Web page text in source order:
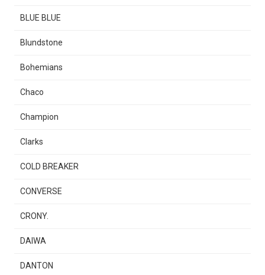
BLUE BLUE
Blundstone
Bohemians
Chaco
Champion
Clarks
COLD BREAKER
CONVERSE
CRONY.
DAIWA
DANTON